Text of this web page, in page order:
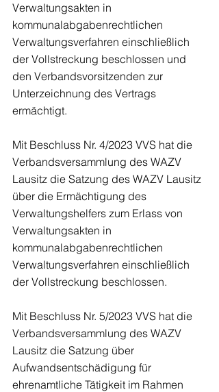
Verwaltungsakten in
kommunalabgabenrechtlichen
Verwaltungsverfahren einschließlich
der Vollstreckung beschlossen und
den Verbandsvorsitzenden zur
Unterzeichnung des Vertrags
ermächtigt.
Mit Beschluss Nr. 4/2023 VVS hat die
Verbandsversammlung des WAZV
Lausitz die Satzung des WAZV Lausitz
über die Ermächtigung des
Verwaltungshelfers zum Erlass von
Verwaltungsakten in
kommunalabgabenrechtlichen
Verwaltungsverfahren einschließlich
der Vollstreckung beschlossen.
Mit Beschluss Nr. 5/2023 VVS hat die
Verbandsversammlung des WAZV
Lausitz die Satzung über
Aufwandsentschädigung für
ehrenamtliche Tätigkeit im Rahmen